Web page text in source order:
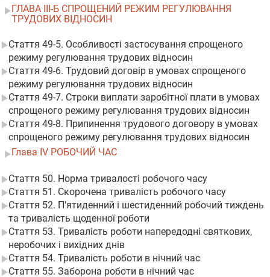
ГЛАВА III-Б СПРОЩЕНИЙ РЕЖИМ РЕГУЛЮВАННЯ
ТРУДОВИХ ВІДНОСИН
Стаття 49-5. Особливості застосування спрощеного
режиму регулювання трудових відносин
Стаття 49-6. Трудовий договір в умовах спрощеного
режиму регулювання трудових відносин
Стаття 49-7. Строки виплати заробітної плати в умовах
спрощеного режиму регулювання трудових відносин
Стаття 49-8. Припинення трудового договору в умовах
спрощеного режиму регулювання трудових відносин
Глава IV РОБОЧИЙ ЧАС
Стаття 50. Норма тривалості робочого часу
Стаття 51. Скорочена тривалість робочого часу
Стаття 52. П'ятиденний і шестиденний робочий тиждень
та тривалість щоденної роботи
Стаття 53. Тривалість роботи напередодні святкових,
неробочих і вихідних днів
Стаття 54. Тривалість роботи в нічний час
Стаття 55. Заборона роботи в нічний час